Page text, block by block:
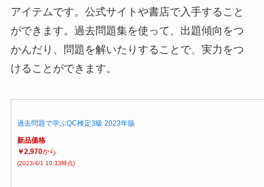
アイテムです。公式サイトや書店で入手すること
ができます。過去問題集を使って、出題傾向をつ
かんだり、問題を解いたりすることで、実力をつ
けることができます。
過去問題で学ぶQC検定3級 2023年版
新品価格
￥2,970から
(2023/4/1 10:33時点)